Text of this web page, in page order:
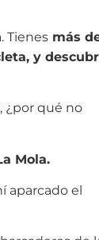
Tienes más
y
¿por qué no
Mola.
aparcado el